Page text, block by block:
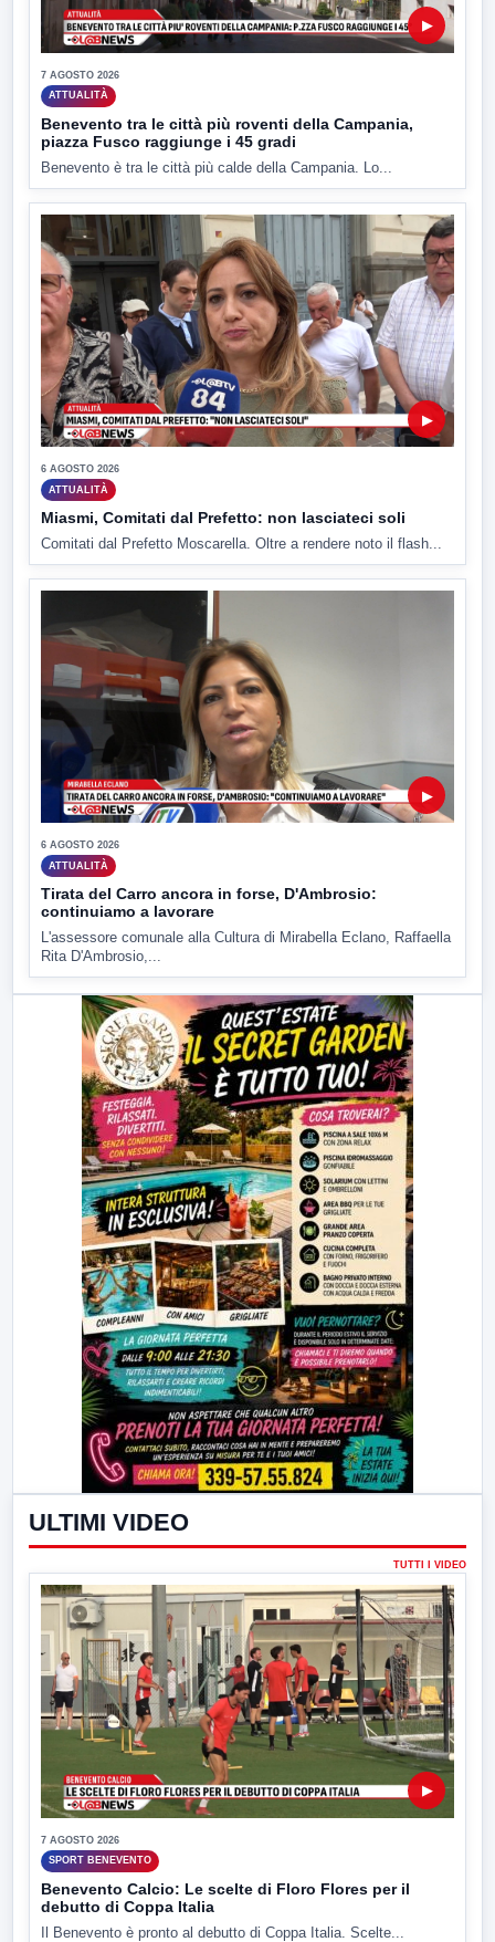
▶
7 AGOSTO 2026
ATTUALITÀ
Benevento tra le città più roventi della Campania,
piazza Fusco raggiunge i 45 gradi
Benevento è tra le città più calde della Campania. Lo...
▶
6 AGOSTO 2026
ATTUALITÀ
Miasmi, Comitati dal Prefetto: non lasciateci soli
Comitati dal Prefetto Moscarella. Oltre a rendere noto il flash...
▶
6 AGOSTO 2026
ATTUALITÀ
Tirata del Carro ancora in forse, D'Ambrosio:
continuiamo a lavorare
L'assessore comunale alla Cultura di Mirabella Eclano, Raffaella
Rita D'Ambrosio,...
ULTIMI VIDEO
TUTTI I VIDEO
▶
7 AGOSTO 2026
SPORT BENEVENTO
Benevento Calcio: Le scelte di Floro Flores per il
debutto di Coppa Italia
Il Benevento è pronto al debutto di Coppa Italia. Scelte...